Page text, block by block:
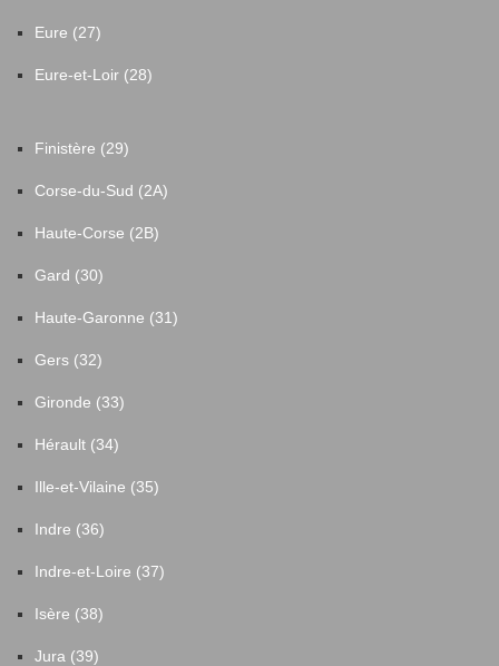
Eure (27)
Eure-et-Loir (28)
Finistère (29)
Corse-du-Sud (2A)
Haute-Corse (2B)
Gard (30)
Haute-Garonne (31)
Gers (32)
Gironde (33)
Hérault (34)
Ille-et-Vilaine (35)
Indre (36)
Indre-et-Loire (37)
Isère (38)
Jura (39)